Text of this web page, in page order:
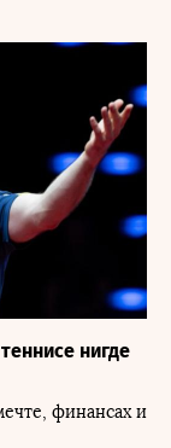
нигде
финансах и